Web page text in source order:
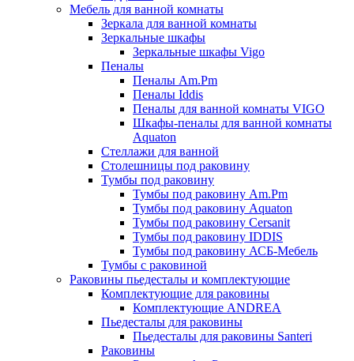
Мебель для ванной комнаты
Зеркала для ванной комнаты
Зеркальные шкафы
Зеркальные шкафы Vigo
Пеналы
Пеналы Am.Pm
Пеналы Iddis
Пеналы для ванной комнаты VIGO
Шкафы-пеналы для ванной комнаты
Aquaton
Стеллажи для ванной
Столешницы под раковину
Тумбы под раковину
Тумбы под раковину Am.Pm
Тумбы под раковину Aquaton
Тумбы под раковину Cersanit
Тумбы под раковину IDDIS
Тумбы под раковину АСБ-Мебель
Тумбы с раковиной
Раковины пьедесталы и комплектующие
Комплектующие для раковины
Комплектующие ANDREA
Пьедесталы для раковины
Пьедесталы для раковины Santeri
Раковины